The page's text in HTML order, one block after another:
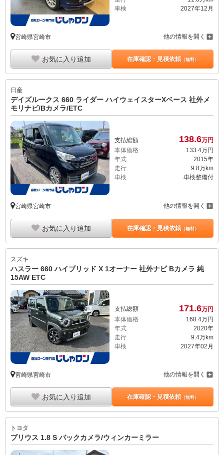
車検
2027年12月
宮崎県宮崎市 他の情報を開く
お気に入り追加 在庫確認・見積依頼（無料）
日産
デイズルークス 660 ライダー ハイウェイスターXベース 社外メ
モリナビ/Bカメラ/ETC
支払総額 138.6万円
本体価格
133.4万円
年式
2015年
走行
9.8万km
車検
車検整備付
宮崎県宮崎市 他の情報を開く
お気に入り追加 在庫確認・見積依頼（無料）
スズキ
ハスラー 660 ハイブリッド X 1オーナー 社外ナビ Bカメラ 純
15AW ETC
支払総額 171.6万円
本体価格
168. 4万円
年式
2020年
走行
9.4万km
車検
2027年02月
宮崎県宮崎市 他の情報を開く
お気に入り追加 在庫確認・見積依頼（無料）
トヨタ
プリウス 1.8 S バックカメラ/ウィンカーミラー